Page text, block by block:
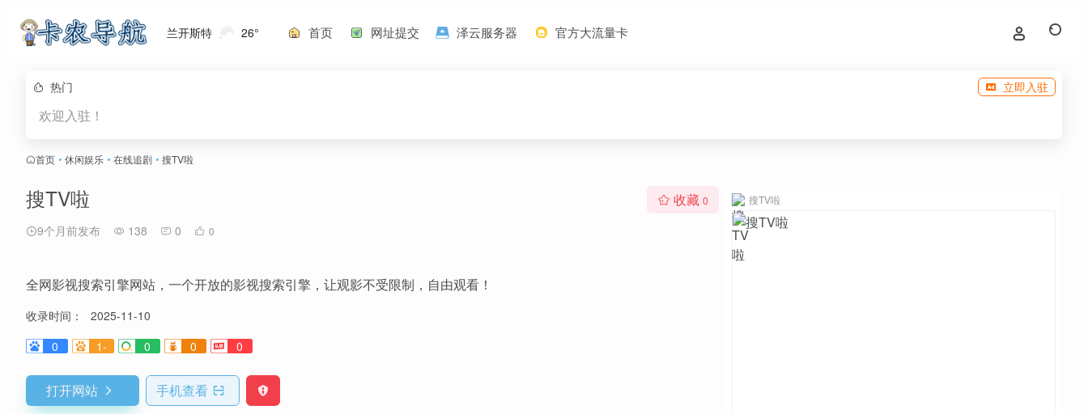
兰开斯特 26° 首页 网址提交 泽云服务器 官方大流量卡
热门 立即入驻
欢迎入驻！
首页 • 休闲娱乐 • 在线追剧 • 搜TV啦
搜TV啦
9个月前发布 138 0 0
收藏 0
全网影视搜索引擎网站，一个开放的影视搜索引擎，让观影不受限制，自由观看！
收录时间：
2025-11-10
0
1- 0 0 0
打开网站 手机查看
搜TV啦